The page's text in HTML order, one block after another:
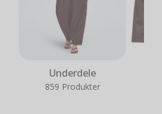
Underdele
859 Produkter